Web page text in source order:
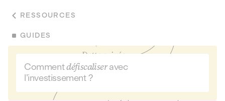
RESSOURCES
GUIDES
Commentdéfiscaliser avec
l’investissement ?